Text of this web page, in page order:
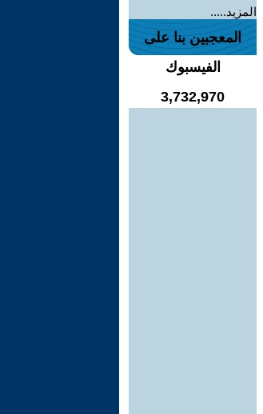
المزيد.....
المعجبين بنا على
الفيسبوك
3,732,970